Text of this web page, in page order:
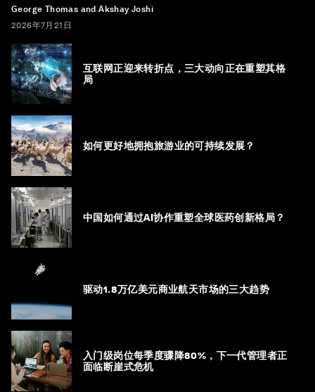
George Thomas and Akshay Joshi
2026年7月21日
互联网正迎来转折点，三大动向正在重塑其格
局
如何更好地拥抱旅游业的可持续发展？
中国如何通过AI协作重塑全球医药创新格局？
驱动1.8万亿美元商业航天市场的三大趋势
入门级岗位每季度骤降80%，下一代管理者正
面临断崖式危机